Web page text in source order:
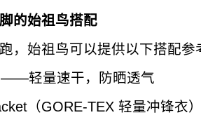
的始祖鸟搭配
，始祖鸟可以提供以下搭配参
——轻量速干，防晒透气
（GORE-TEX 轻量冲锋